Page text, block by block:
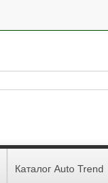
Каталог Auto Trend